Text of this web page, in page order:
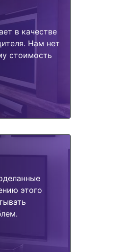
в качестве
Нам нет
стоимость
этого